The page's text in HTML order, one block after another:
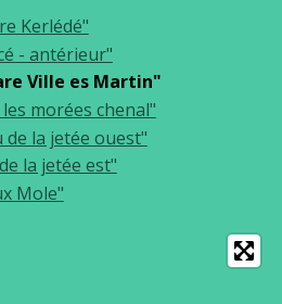
Kerlédé"
- antérieur"
Ville es Martin"
morées chenal"
de la jetée ouest"
la jetée est"
Mole"